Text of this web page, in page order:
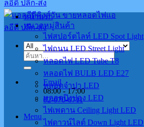
ค้นหา:
Email
08:00 - 17:00
02-070-0711
Menu
หน้าแรก
หมวดหมู่สินค้า
ไฟสปอร์ตไลท์ LED Spot Light
ไฟถนน LED Street Light
หลอดไฟ LED Tube T8
หลอดไฟ BULB LED E27
หลอดจำปา LED
หลอดปิงปอง LED
ไฟเพดาน Ceiling Light LED
ไฟดาวน์ไลต์ Down Light LED